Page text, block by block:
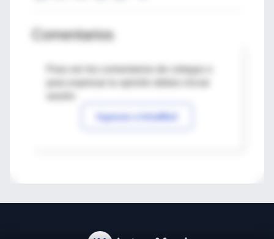
Comentarios
Para ver los comentarios de colegas o
Ingresar a IntraMed